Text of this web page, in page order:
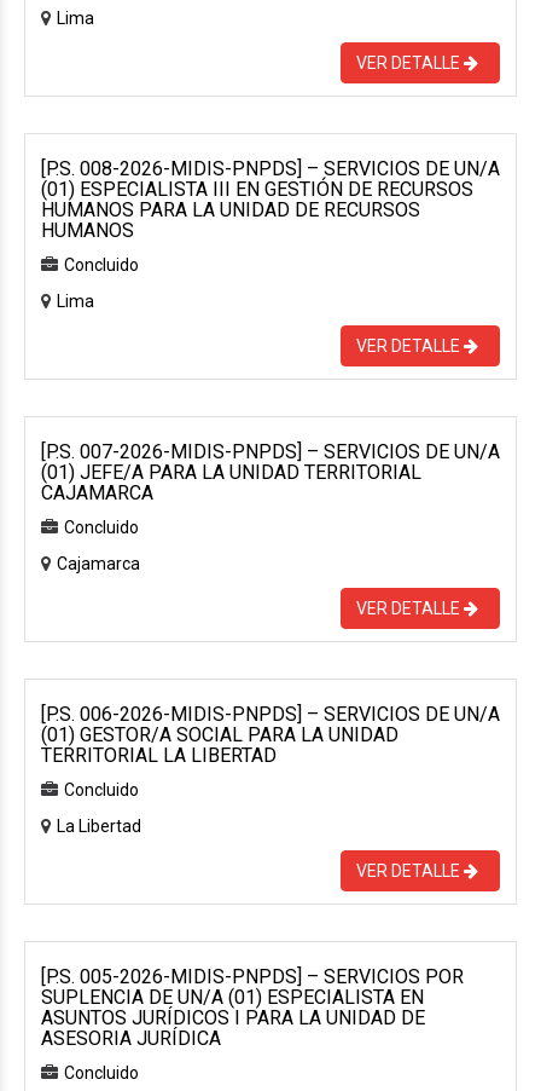
Lima
VER DETALLE
[P.S. 008-2026-MIDIS-PNPDS] – SERVICIOS DE UN/A
(01) ESPECIALISTA III EN GESTIÓN DE RECURSOS
HUMANOS PARA LA UNIDAD DE RECURSOS
HUMANOS
Concluido
Lima
VER DETALLE
[P.S. 007-2026-MIDIS-PNPDS] – SERVICIOS DE UN/A
(01) JEFE/A PARA LA UNIDAD TERRITORIAL
CAJAMARCA
Concluido
Cajamarca
VER DETALLE
[P.S. 006-2026-MIDIS-PNPDS] – SERVICIOS DE UN/A
(01) GESTOR/A SOCIAL PARA LA UNIDAD
TERRITORIAL LA LIBERTAD
Concluido
La Libertad
VER DETALLE
[P.S. 005-2026-MIDIS-PNPDS] – SERVICIOS POR
SUPLENCIA DE UN/A (01) ESPECIALISTA EN
ASUNTOS JURÍDICOS I PARA LA UNIDAD DE
ASESORIA JURÍDICA
Concluido